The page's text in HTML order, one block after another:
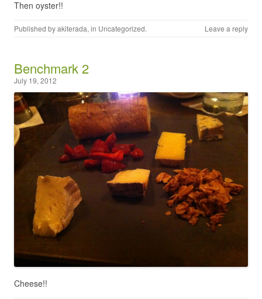
Then oyster!!
Published byakiterada, in Uncategorized. Leave a reply
Benchmark 2
July 19, 2012
Cheese!!